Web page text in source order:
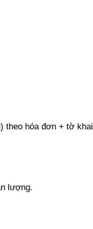
theo hóa đơn + tờ
lượng.